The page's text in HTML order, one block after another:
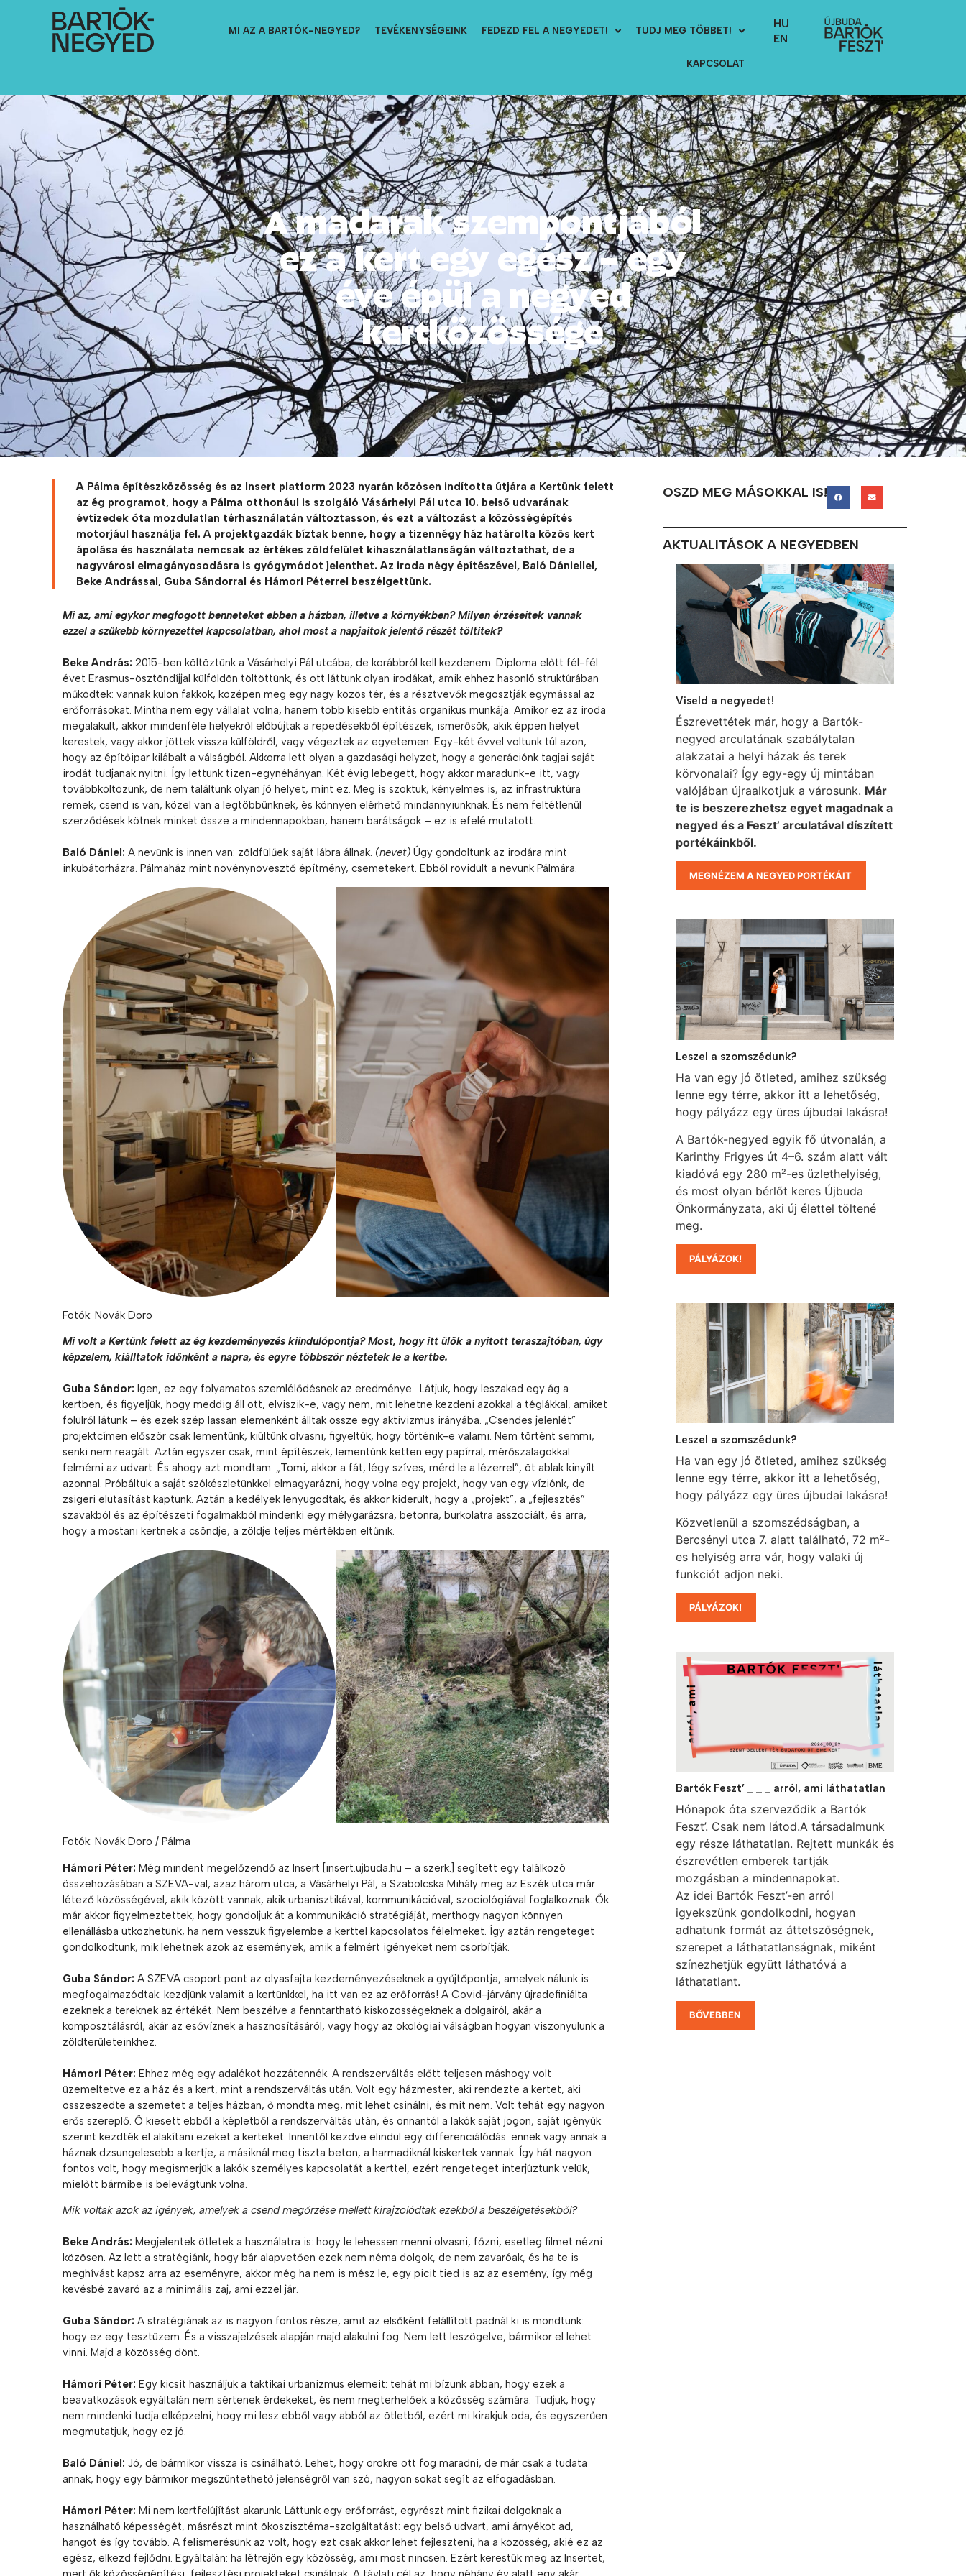
MI AZ A BARTÓK-NEGYED? TEVÉKENYSÉGEINK FEDEZD FEL A NEGYEDET! TUDJ MEG TÖBBET!
KAPCSOLAT
HU
EN
A madarak szempontjából
ez a kert egy egész – egy
éve épül a negyed
kertközössége
A Pálma építészközösség és az Insert platform 2023 nyarán közösen indította útjára a Kertünk felett
az ég programot, hogy a Pálma otthonául is szolgáló Vásárhelyi Pál utca 10. belső udvarának
évtizedek óta mozdulatlan térhasználatán változtasson, és ezt a változást a közösségépítés
motorjául használja fel. A projektgazdák bíztak benne, hogy a tizennégy ház határolta közös kert
ápolása és használata nemcsak az értékes zöldfelület kihasználatlanságán változtathat, de a
nagyvárosi elmagányosodásra is gyógymódot jelenthet. Az iroda négy építészével, Baló Dániellel,
Beke Andrással, Guba Sándorral és Hámori Péterrel beszélgettünk.
Mi az, ami egykor megfogott benneteket ebben a házban, illetve a környékben? Milyen érzéseitek vannak
ezzel a szűkebb környezettel kapcsolatban, ahol most a napjaitok jelentő részét töltitek?
Beke András: 2015-ben költöztünk a Vásárhelyi Pál utcába, de korábbról kell kezdenem. Diploma előtt fél-fél
évet Erasmus-ösztöndíjjal külföldön töltöttünk, és ott láttunk olyan irodákat, amik ehhez hasonló struktúrában
működtek: vannak külön fakkok, középen meg egy nagy közös tér, és a résztvevők megosztják egymással az
erőforrásokat. Mintha nem egy vállalat volna, hanem több kisebb entitás organikus munkája. Amikor ez az iroda
megalakult, akkor mindenféle helyekről előbújtak a repedésekből építészek, ismerősök, akik éppen helyet
kerestek, vagy akkor jöttek vissza külföldről, vagy végeztek az egyetemen. Egy-két évvel voltunk túl azon,
hogy az építőipar kilábalt a válságból. Akkorra lett olyan a gazdasági helyzet, hogy a generációnk tagjai saját
irodát tudjanak nyitni. Így lettünk tizen-egynéhányan. Két évig lebegett, hogy akkor maradunk-e itt, vagy
továbbköltözünk, de nem találtunk olyan jó helyet, mint ez. Meg is szoktuk, kényelmes is, az infrastruktúra
remek, csend is van, közel van a legtöbbünknek, és könnyen elérhető mindannyiunknak. És nem feltétlenül
szerződések kötnek minket össze a mindennapokban, hanem barátságok – ez is efelé mutatott.
Baló Dániel: A nevünk is innen van: zöldfülűek saját lábra állnak. (nevet) Úgy gondoltunk az irodára mint
inkubátorházra. Pálmaház mint növénynövesztő építmény, csemetekert. Ebből rövidült a nevünk Pálmára.
Fotók: Novák Doro
Mi volt a Kertünk felett az ég kezdeményezés kiindulópontja? Most, hogy itt ülök a nyitott teraszajtóban, úgy
képzelem, kiálltatok időnként a napra, és egyre többször néztetek le a kertbe.
Guba Sándor: Igen, ez egy folyamatos szemlélődésnek az eredménye. Látjuk, hogy leszakad egy ág a
kertben, és figyeljük, hogy meddig áll ott, elviszik-e, vagy nem, mit lehetne kezdeni azokkal a téglákkal, amiket
fölülről látunk – és ezek szép lassan elemenként álltak össze egy aktivizmus irányába. „Csendes jelenlét”
projektcímen először csak lementünk, kiültünk olvasni, figyeltük, hogy történik-e valami. Nem történt semmi,
senki nem reagált. Aztán egyszer csak, mint építészek, lementünk ketten egy papírral, mérőszalagokkal
felmérni az udvart. És ahogy azt mondtam: „Tomi, akkor a fát, légy szíves, mérd le a lézerrel”, öt ablak kinyílt
azonnal. Próbáltuk a saját szókészletünkkel elmagyarázni, hogy volna egy projekt, hogy van egy víziónk, de
zsigeri elutasítást kaptunk. Aztán a kedélyek lenyugodtak, és akkor kiderült, hogy a „projekt”, a „fejlesztés”
szavakból és az építészeti fogalmakból mindenki egy mélygarázsra, betonra, burkolatra asszociált, és arra,
hogy a mostani kertnek a csöndje, a zöldje teljes mértékben eltűnik.
Fotók: Novák Doro / Pálma
Hámori Péter: Még mindent megelőzendő az Insert [insert.ujbuda.hu – a szerk.] segített egy találkozó
összehozásában a SZEVA-val, azaz három utca, a Vásárhelyi Pál, a Szabolcska Mihály meg az Eszék utca már
létező közösségével, akik között vannak, akik urbanisztikával, kommunikációval, szociológiával foglalkoznak. Ők
már akkor figyelmeztettek, hogy gondoljuk át a kommunikáció stratégiáját, merthogy nagyon könnyen
ellenállásba ütközhetünk, ha nem vesszük figyelembe a kerttel kapcsolatos félelmeket. Így aztán rengeteget
gondolkodtunk, mik lehetnek azok az események, amik a felmért igényeket nem csorbítják.
Guba Sándor: A SZEVA csoport pont az olyasfajta kezdeményezéseknek a gyűjtőpontja, amelyek nálunk is
megfogalmazódtak: kezdjünk valamit a kertünkkel, ha itt van ez az erőforrás! A Covid-járvány újradefiniálta
ezeknek a tereknek az értékét. Nem beszélve a fenntartható kisközösségeknek a dolgairól, akár a
komposztálásról, akár az esővíznek a hasznosításáról, vagy hogy az ökológiai válságban hogyan viszonyulunk a
zöldterületeinkhez.
Hámori Péter: Ehhez még egy adalékot hozzátennék. A rendszerváltás előtt teljesen máshogy volt
üzemeltetve ez a ház és a kert, mint a rendszerváltás után. Volt egy házmester, aki rendezte a kertet, aki
összeszedte a szemetet a teljes házban, ő mondta meg, mit lehet csinálni, és mit nem. Volt tehát egy nagyon
erős szereplő. Ő kiesett ebből a képletből a rendszerváltás után, és onnantól a lakók saját jogon, saját igényük
szerint kezdték el alakítani ezeket a kerteket. Innentől kezdve elindul egy differenciálódás: ennek vagy annak a
háznak dzsungelesebb a kertje, a másiknál meg tiszta beton, a harmadiknál kiskertek vannak. Így hát nagyon
fontos volt, hogy megismerjük a lakók személyes kapcsolatát a kerttel, ezért rengeteget interjúztunk velük,
mielőtt bármibe is belevágtunk volna.
Mik voltak azok az igények, amelyek a csend megőrzése mellett kirajzolódtak ezekből a beszélgetésekből?
Beke András: Megjelentek ötletek a használatra is: hogy le lehessen menni olvasni, főzni, esetleg filmet nézni
közösen. Az lett a stratégiánk, hogy bár alapvetően ezek nem néma dolgok, de nem zavaróak, és ha te is
meghívást kapsz arra az eseményre, akkor még ha nem is mész le, egy picit tied is az az esemény, így még
kevésbé zavaró az a minimális zaj, ami ezzel jár.
Guba Sándor: A stratégiának az is nagyon fontos része, amit az elsőként felállított padnál ki is mondtunk:
hogy ez egy tesztüzem. És a visszajelzések alapján majd alakulni fog. Nem lett leszögelve, bármikor el lehet
vinni. Majd a közösség dönt.
Hámori Péter: Egy kicsit használjuk a taktikai urbanizmus elemeit: tehát mi bízunk abban, hogy ezek a
beavatkozások egyáltalán nem sértenek érdekeket, és nem megterhelőek a közösség számára. Tudjuk, hogy
nem mindenki tudja elképzelni, hogy mi lesz ebből vagy abból az ötletből, ezért mi kirakjuk oda, és egyszerűen
megmutatjuk, hogy ez jó.
Baló Dániel: Jó, de bármikor vissza is csinálható. Lehet, hogy örökre ott fog maradni, de már csak a tudata
annak, hogy egy bármikor megszüntethető jelenségről van szó, nagyon sokat segít az elfogadásban.
Hámori Péter: Mi nem kertfelújítást akarunk. Láttunk egy erőforrást, egyrészt mint fizikai dolgoknak a
használható képességét, másrészt mint ökoszisztéma-szolgáltatást: egy belső udvart, ami árnyékot ad,
hangot és így tovább. A felismerésünk az volt, hogy ezt csak akkor lehet fejleszteni, ha a közösség, akié ez az
egész, elkezd fejlődni. Egyáltalán: ha létrejön egy közösség, ami most nincsen. Ezért kerestük meg az Insertet,
OSZD MEG MÁSOKKAL IS!
AKTUALITÁSOK A NEGYEDBEN
Viseld a negyedet!
Észrevettétek már, hogy a Bartók-
negyed arculatának szabálytalan
alakzatai a helyi házak és terek
körvonalai? Így egy-egy új mintában
valójában újraalkotjuk a városunk. Már
te is beszerezhetsz egyet magadnak a
negyed és a Feszt’ arculatával díszített
portékáinkből.
MEGNÉZEM A NEGYED PORTÉKÁIT
Leszel a szomszédunk?
Ha van egy jó ötleted, amihez szükség
lenne egy térre, akkor itt a lehetőség,
hogy pályázz egy üres újbudai lakásra!
A Bartók-negyed egyik fő útvonalán, a
Karinthy Frigyes út 4–6. szám alatt vált
kiadóvá egy 280 m²-es üzlethelyiség,
és most olyan bérlőt keres Újbuda
Önkormányzata, aki új élettel töltené
meg.
PÁLYÁZOK!
Leszel a szomszédunk?
Ha van egy jó ötleted, amihez szükség
lenne egy térre, akkor itt a lehetőség,
hogy pályázz egy üres újbudai lakásra!
Közvetlenül a szomszédságban, a
Bercsényi utca 7. alatt található, 72 m²-
es helyiség arra vár, hogy valaki új
funkciót adjon neki.
PÁLYÁZOK!
Bartók Feszt’ _ _ _ arról, ami láthatatlan
Hónapok óta szerveződik a Bartók
Feszt’. Csak nem látod.A társadalmunk
egy része láthatatlan. Rejtett munkák és
észrevétlen emberek tartják
mozgásban a mindennapokat.
Az idei Bartók Feszt’-en arról
igyekszünk gondolkodni, hogyan
adhatunk formát az áttetszőségnek,
szerepet a láthatatlanságnak, miként
színezhetjük együtt láthatóvá a
láthatatlant.
BŐVEBBEN